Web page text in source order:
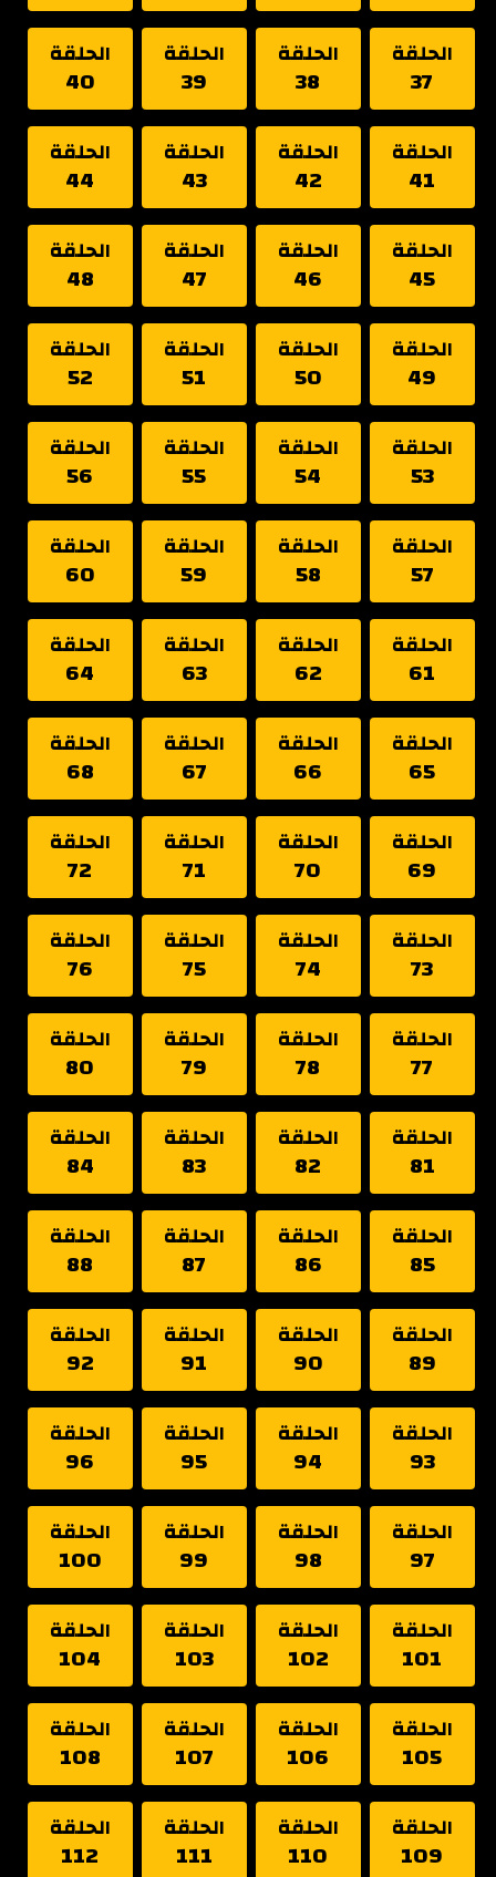
الحلقة
37
الحلقة
38
الحلقة
39
الحلقة
40
الحلقة
41
الحلقة
42
الحلقة
43
الحلقة
44
الحلقة
45
الحلقة
46
الحلقة
47
الحلقة
48
الحلقة
49
الحلقة
50
الحلقة
51
الحلقة
52
الحلقة
53
الحلقة
54
الحلقة
55
الحلقة
56
الحلقة
57
الحلقة
58
الحلقة
59
الحلقة
60
الحلقة
61
الحلقة
62
الحلقة
63
الحلقة
64
الحلقة
65
الحلقة
66
الحلقة
67
الحلقة
68
الحلقة
69
الحلقة
70
الحلقة
71
الحلقة
72
الحلقة
73
الحلقة
74
الحلقة
75
الحلقة
76
الحلقة
77
الحلقة
78
الحلقة
79
الحلقة
80
الحلقة
81
الحلقة
82
الحلقة
83
الحلقة
84
الحلقة
85
الحلقة
86
الحلقة
87
الحلقة
88
الحلقة
89
الحلقة
90
الحلقة
91
الحلقة
92
الحلقة
93
الحلقة
94
الحلقة
95
الحلقة
96
الحلقة
97
الحلقة
98
الحلقة
99
الحلقة
100
الحلقة
101
الحلقة
102
الحلقة
103
الحلقة
104
الحلقة
105
الحلقة
106
الحلقة
107
الحلقة
108
الحلقة
109
الحلقة
110
الحلقة
111
الحلقة
112